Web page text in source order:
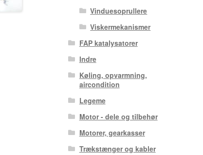
Vinduesoprullere
Viskermekanismer
FAP katalysatorer
Indre
Køling, opvarmning,
aircondition
Legeme
Motor - dele og tilbehør
Motorer, gearkasser
Trækstænger og kabler